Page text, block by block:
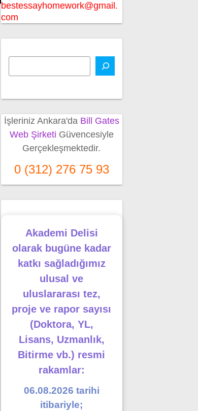
bestessayhomework@gmail.
com
İşleriniz Ankara'da Bill Gates
Web Şirketi Güvencesiyle
Gerçekleşmektedir.
0 (312) 276 75 93
Akademi Delisi
olarak bugüne kadar
katkı sağladığımız
ulusal ve
uluslararası tez,
proje ve rapor sayısı
(Doktora, YL,
Lisans, Uzmanlık,
Bitirme vb.) resmi
rakamlar:
06.08.2026 tarihi
itibariyle;